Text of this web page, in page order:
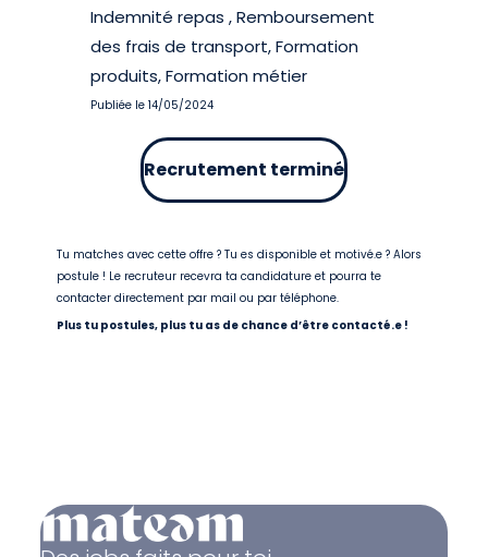
Indemnité repas , Remboursement
des frais de transport, Formation
produits, Formation métier
Publiée le 14/05/2024
Recrutement terminé
Tu matches avec cette offre ? Tu es disponible et motivé.e ? Alors
postule ! Le recruteur recevra ta candidature et pourra te
contacter directement par mail ou par téléphone.
Plus tu postules, plus tu as de chance d’être contacté.e !